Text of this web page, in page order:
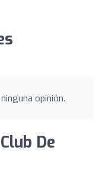
opinión.
De